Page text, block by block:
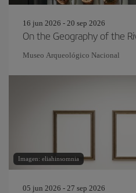
16 jun 2026 - 20 sep 2026
On the Geography of the
Museo Arqueológico Nacional
Imagen: eliahinsomnia
05 jun 2026 - 27 sep 2026